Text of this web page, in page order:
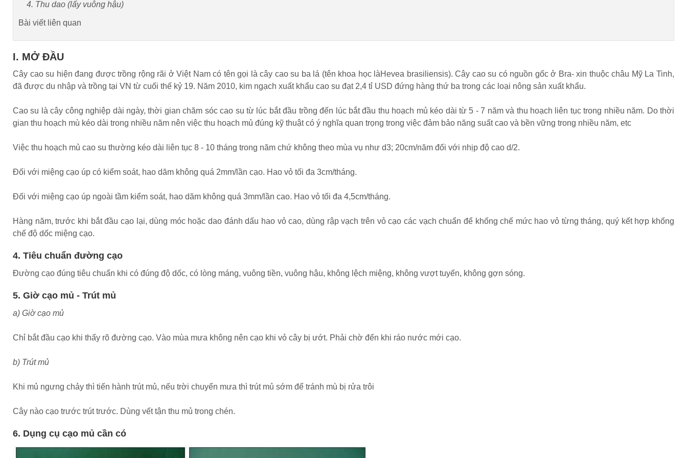
4. Thu dao (lấy vuông hậu)
Bài viết liên quan
I. MỞ ĐẦU
Cây cao su hiện đang được trồng rộng rãi ở Việt Nam có tên gọi là cây cao su ba lá (tên khoa học làHevea brasiliensis). Cây cao su có nguồn gốc ở Bra- xin thuộc châu Mỹ La Tinh,
đã được du nhập và trồng tại VN từ cuối thế kỷ 19. Năm 2010, kim ngạch xuất khẩu cao su đạt 2,4 tỉ USD đứng hàng thứ ba trong các loại nông sản xuất khẩu.
Cao su là cây công nghiệp dài ngày, thời gian chăm sóc cao su từ lúc bắt đầu trồng đến lúc bắt đầu thu hoạch mủ kéo dài từ 5 - 7 năm và thu hoạch liên tục trong nhiều năm. Do thời
gian thu hoạch mù kéo dài trong nhiều năm nên việc thu hoạch mủ đúng kỹ thuật có ý nghĩa quan trọng trong việc đảm bảo năng suất cao và bền vững trong nhiều năm, etc
Việc thu hoạch mủ cao su thường kéo dài liên tục 8 - 10 tháng trong năm chứ không theo mùa vụ như d3; 20cm/năm đối với nhịp độ cao d/2.
Đối với miệng cạo úp có kiểm soát, hao dăm không quá 2mm/lần cạo. Hao vỏ tối đa 3cm/tháng.
Đối với miệng cạo úp ngoài tầm kiểm soát, hao dăm không quá 3mm/lần cao. Hao vỏ tối đa 4,5cm/tháng.
Hàng năm, trước khi bắt đầu cạo lại, dùng móc hoặc dao đánh dấu hao vỏ cao, dùng rập vạch trên vỏ cạo các vạch chuẩn để khống chế mức hao vỏ từng tháng, quý kết hợp khống
chế độ dốc miệng cạo.
4. Tiêu chuẩn đường cạo
Đường cạo đúng tiêu chuẩn khi có đúng độ dốc, có lòng máng, vuông tiền, vuông hậu, không lệch miệng, không vượt tuyến, không gợn sóng.
5. Giờ cạo mủ - Trút mủ
a) Giờ cạo mủ
Chỉ bắt đầu cạo khi thấy rõ đường cạo. Vào mùa mưa không nên cạo khi vỏ cây bị ướt. Phải chờ đến khi ráo nước mới cạo.
b) Trút mủ
Khi mủ ngưng chảy thì tiến hành trút mủ, nếu trời chuyển mưa thì trút mủ sớm để tránh mù bị rửa trôi
Cây nào cạo trước trút trước. Dùng vết tận thu mủ trong chén.
6. Dụng cụ cạo mủ cần có